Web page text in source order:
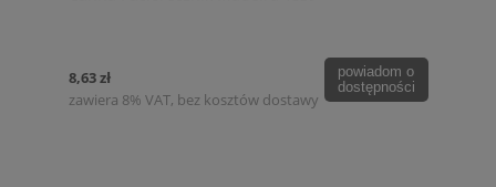
8,63 zł
zawiera 8% VAT, bez kosztów dostawy
powiadom o
dostępności